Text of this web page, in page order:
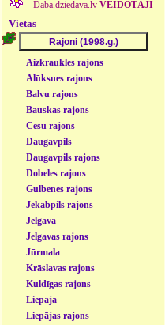
Daba.dziedava.lv VEIDOTĀJI
Vietas
Aizkraukles rajons
Alūksnes rajons
Balvu rajons
Bauskas rajons
Cēsu rajons
Daugavpils
Daugavpils rajons
Dobeles rajons
Gulbenes rajons
Jēkabpils rajons
Jelgava
Jelgavas rajons
Jūrmala
Krāslavas rajons
Kuldīgas rajons
Liepāja
Liepājas rajons